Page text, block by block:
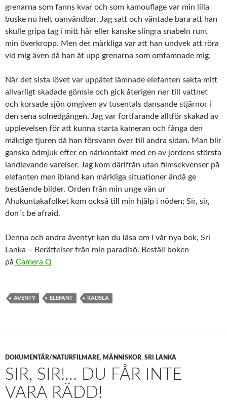
grenarna som fanns kvar och som kamouflage var min lilla
buske nu helt oanvändbar. Jag satt och väntade bara att han
skulle gripa tag i mitt hår eller kanske slingra snabeln runt
min överkropp. Men det märkliga var att han undvek att röra
vid mig även då han åt upp grenarna som omfamnade mig.
När det sista lövet var uppätet lämnade elefanten sakta mitt
allvarligt skadade gömsle och gick återigen ner till vattnet
och korsade sjön omgiven av tusentals dansande stjärnor i
den sena solnedgången. Jag var fortfarande alltför skakad av
upplevelsen för att kunna starta kameran och fånga den
mäktige tjuren då han försvann över till andra sidan. Man blir
ganska ödmjuk efter en närkontakt med en av jordens största
landlevande varelser. Jag kom därifrån utan filmsekvenser på
elefanten men ibland kan märkliga situationer ändå ge
bestående bilder. Orden från min unge vän ur
Ahukuntakafolket kom också till min hjälp i nöden; Sir, sir,
don´t be afraid.
Denna och andra äventyr kan du läsa om i vår nya bok, Sri
Lanka – Berättelser från min paradisö. Beställ boken
på Camera Q
ÄVENTY ELEFANT RÄDSLA
DOKUMENTÄR/NATURFILMARE, MÄNNISKOR, SRI LANKA
SIR, SIR!… DU FÅR INTE
VARA RÄDD!